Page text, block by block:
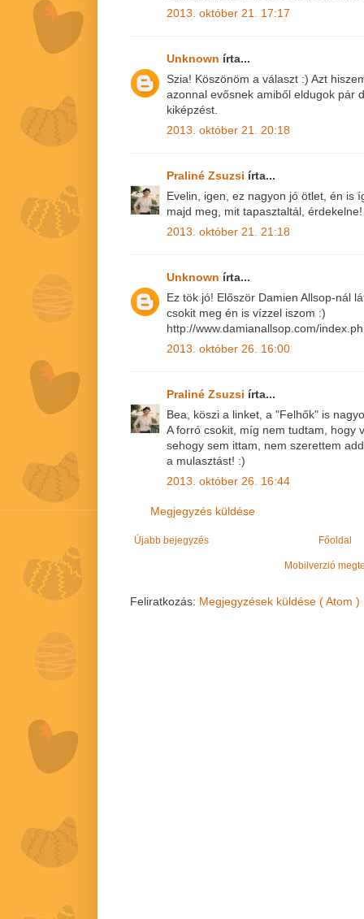
2013. október 21. 17:17
Unknown írta...
Szia! Köszönöm a választ :) Azt
azonnal evősnek amiből eldugok pár
kiképzést.
2013. október 21. 20:18
Praliné Zsuzsi írta...
Evelin, igen, ez nagyon jó ötlet, én is
majd meg, mit tapasztaltál, érdekelne!
2013. október 21. 21:18
Unknown írta...
Ez tök jó! Először Damien Allsop-nál
csokit meg én is vízzel iszom :)
http://www.damianallsop.com/
2013. október 26. 16:00
Praliné Zsuzsi írta...
Bea, köszi a linket, a "Felhők" is
A forró csokit, míg nem tudtam, hogy
sehogy sem ittam, nem szerettem
a mulasztást! :)
2013. október 26. 16:44
Megjegyzés küldése
Újabb bejegyzés Főoldal
Mobilverzió
Feliratkozás: Megjegyzések küldése ( Atom )